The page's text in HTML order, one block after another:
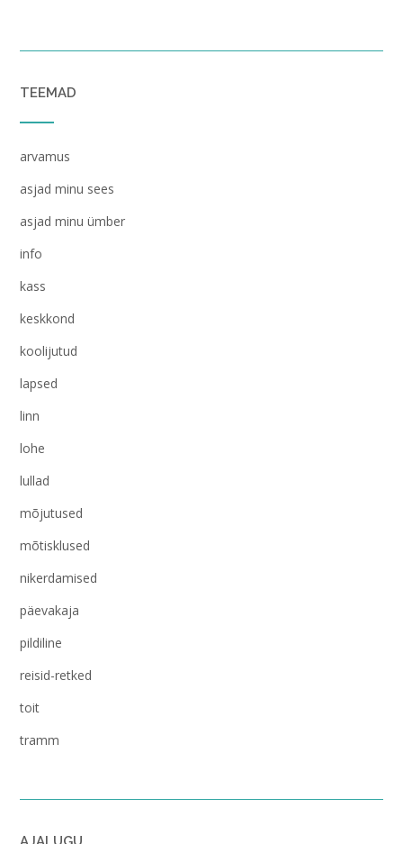
TEEMAD
arvamus
asjad minu sees
asjad minu ümber
info
kass
keskkond
koolijutud
lapsed
linn
lohe
lullad
mõjutused
mõtisklused
nikerdamised
päevakaja
pildiline
reisid-retked
toit
tramm